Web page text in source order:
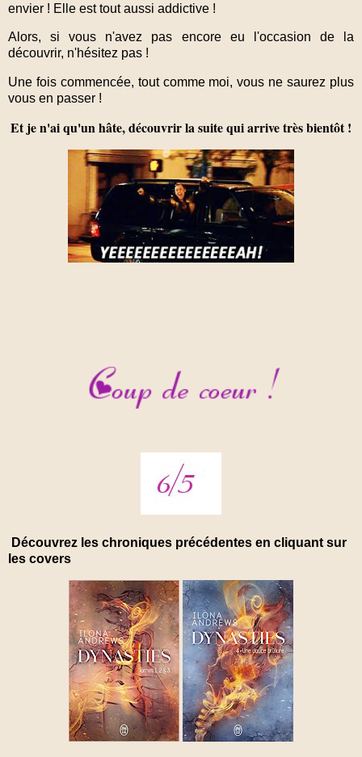
envier ! Elle est tout aussi addictive !
Alors, si vous n'avez pas encore eu l'occasion de la
découvrir, n'hésitez pas !
Une fois commencée, tout comme moi, vous ne saurez plus
vous en passer !
Et je n'ai qu'un hâte, découvrir la suite qui arrive très bientôt !
Découvrez les chroniques précédentes en cliquant sur
les covers